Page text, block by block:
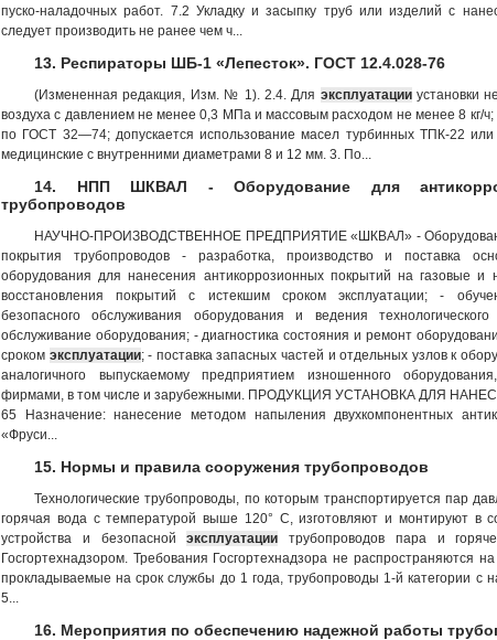
пуско-наладочных работ. 7.2 Укладку и засыпку труб или изделий с
следует производить не ранее чем ч...
13. Респираторы ШБ-1 «Лепесток». ГОСТ 12.4.028-76
(Измененная редакция, Изм. № 1). 2.4. Для эксплуатацииустановки
воздуха с давлением не менее 0,3 МПа и массовым расходом не менее 8 кг/
по ГОСТ 32—74; допускается использование масел турбинных ТПК-22
медицинские с внутренними диаметрами 8 и 12 мм. 3. По...
14. НПП ШКВАЛ - Оборудование для
трубопроводов
НАУЧНО-ПРОИЗВОДСТВЕННОЕ ПРЕДПРИЯТИЕ «ШКВАЛ» -
покрытия трубопроводов - разработка, производство и поставка
оборудования для нанесения антикоррозионных покрытий на газовые
восстановления покрытий с истекшим сроком эксплуатации; -
безопасного обслуживания оборудования и ведения
обслуживание оборудования; - диагностика состояния и ремонт
сроком эксплуатации; - поставка запасных частей и отдельных узлов к
аналогичного выпускаемому предприятием изношенного
фирмами, в том числе и зарубежными. ПРОДУКЦИЯ УСТАНОВКА ДЛЯ
65 Назначение: нанесение методом напыления двухкомпонентных
«Фруси...
15. Нормы и правила сооружения трубопроводов
Технологические трубопроводы, по которым транспортируется пар
горячая вода с температурой выше 120° С, изготовляют и монтируют в
устройства и безопаснойэксплуатации трубопроводов пара и
Госгортехнадзором. Требования Госгортехнадзора не распространяются
прокладываемые на срок службы до 1 года, трубопроводы 1-й категории с
5...
16. Мероприятия по обеспечению надежной работы